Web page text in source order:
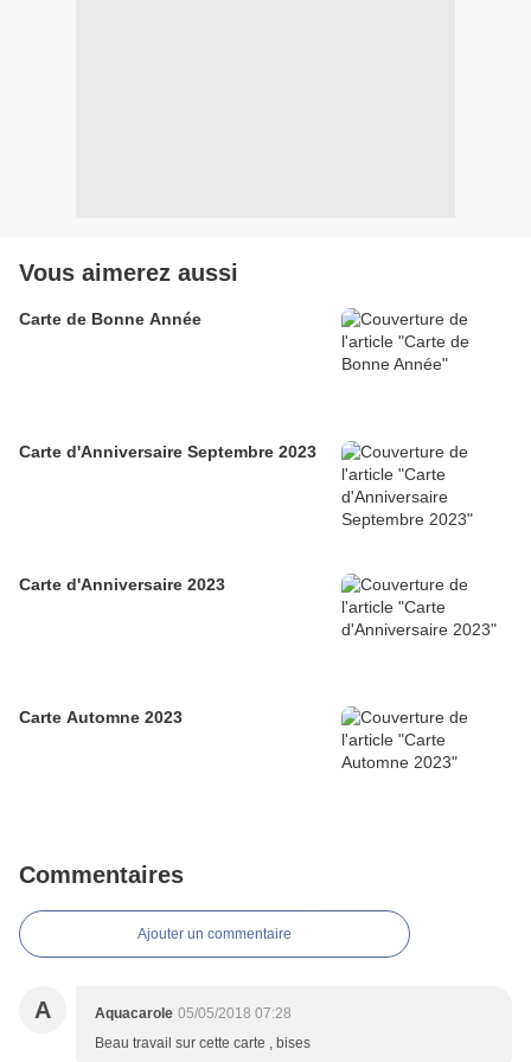
Vous aimerez aussi
Carte de Bonne Année
Carte d'Anniversaire Septembre 2023
Carte d'Anniversaire 2023
Carte Automne 2023
Commentaires
Ajouter un commentaire
A Aquacarole 05/05/2018 07:28
Beau travail sur cette carte , bises